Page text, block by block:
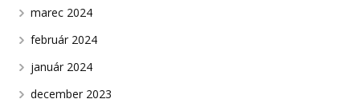
marec 2024
február 2024
január 2024
december 2023